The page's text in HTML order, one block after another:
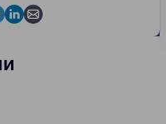
in Messenger
us in WhatsApp
us in Telegram
Contact us in Viber
Contact us by email